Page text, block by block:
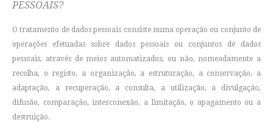
PESSOAIS?
O tratamento de dados pessoais consiste numa operação ou conjunto de
operações efetuadas sobre dados pessoais ou conjuntos de dados
pessoais, através de meios automatizados, ou não, nomeadamente a
recolha, o registo, a organização, a estruturação, a conservação, a
adaptação, a recuperação, a consulta, a utilização, a divulgação,
difusão, comparação, interconexão, a limitação, o apagamento ou a
destruição.